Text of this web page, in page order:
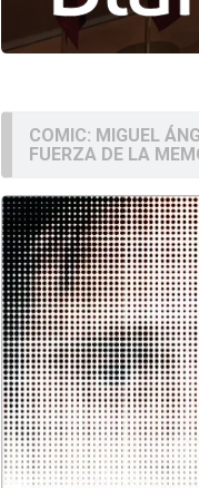
COMIC: MIGUEL
FUERZA DE LA